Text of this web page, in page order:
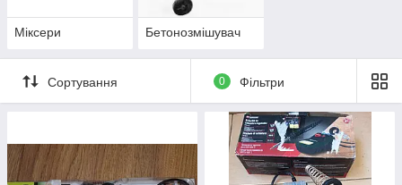
Міксери Бетонозмішувач
Сортування 0 Фільтри